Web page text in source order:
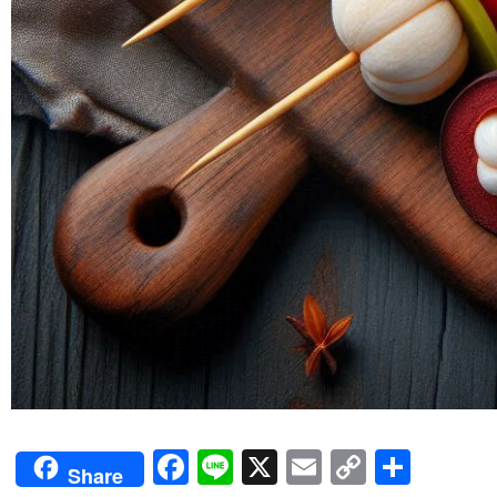
Share Facebook
Line
X Email
Copy